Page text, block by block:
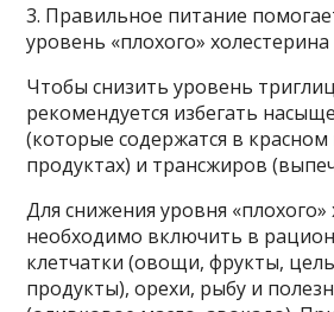
3. Правильное питание
уровень «плохого» холестерина
Чтобы снизить уровень
рекомендуется избегать
(которые содержатся в
продуктах) и трансжиров
Для снижения уровня «плохого»
необходимо включить в
клетчатки (овощи, фрукты,
продукты), орехи, рыбу и